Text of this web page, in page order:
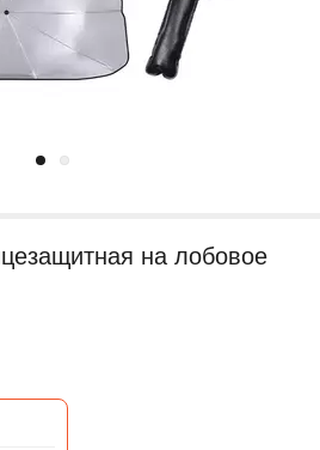
на лобовое